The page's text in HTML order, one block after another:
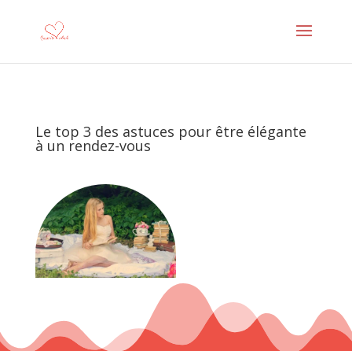
Le top 3 des astuces pour être élégante
à un rendez-vous